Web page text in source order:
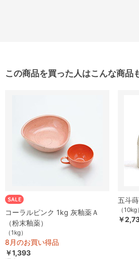
この商品を買った人はこんな商品
コーラルピンク 1kg 灰釉薬Ａ
（粉末釉薬）
（1kg）
8月のお買い得品
￥1,393
五斗
（10kg）
￥